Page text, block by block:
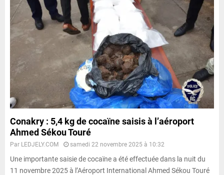
Conakry : 5,4 kg de cocaïne saisis à l’aéroport
Ahmed Sékou Touré
Par LEDJELY.COM samedi 22 novembre 2025 à 10:32
Une importante saisie de cocaïne a été effectuée dans la nuit du
11 novembre 2025 à l’Aéroport International Ahmed Sékou Touré